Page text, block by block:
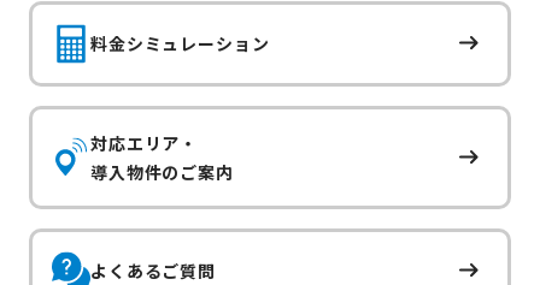
料金シミュレーション
対応エリア・
導入物件のご案内
よくあるご質問